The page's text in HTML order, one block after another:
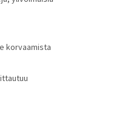
korvaamista